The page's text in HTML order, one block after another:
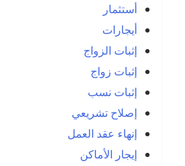
أستثمار
أيجارات
إثبات الزواج
إثبات زواج
إثبات نسب
إصلاح تشريعي
إنهاء عقد العمل
إيجار الأماكن